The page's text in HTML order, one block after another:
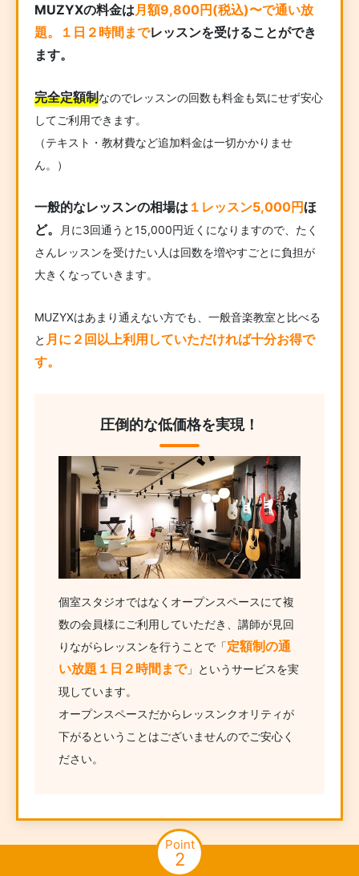
MUZYXの料金は 月額9,800円(税込)〜で通い放
題。１日２時間までレッスンを受けることができ
ます。
完全定額制なのでレッスンの回数も料金も気にせず安心
してご利用できます。
（テキスト・教材費など追加料金は一切かかりませ
ん。）
一般的なレッスンの相場は １レッスン5,000円ほ
ど。
月に3回通うと15,000円近くになりますので、たく
さんレッスンを受けたい人は回数を増やすごとに負担が
大きくなっていきます。
MUZYXはあまり通えない方でも、一般音楽教室と比べる
と 月に２回以上利用していただければ十分お得で
す。
圧倒的な低価格を実現！
個室スタジオではなくオープンスペースにて複
数の会員様にご利用していただき、講師が見回
りながらレッスンを行うことで「定額制の通
い放題１日２時間まで」というサービスを実
現しています。
オープンスペースだからレッスンクオリティが
下がるということはございませんのでご安心く
ださい。
Point
2